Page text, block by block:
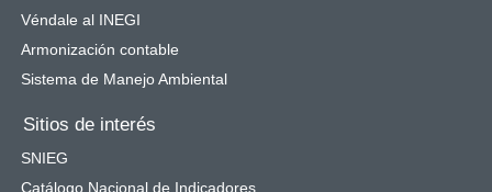
Véndale al INEGI
Armonización contable
Sistema de Manejo Ambiental
Sitios de interés
SNIEG
Catálogo Nacional de Indicadores